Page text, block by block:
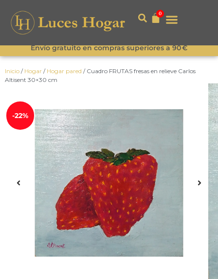
0
Envío gratuito en compras superiores a 90 €
Inicio / Hogar / Hogar pared / Cuadro FRUTAS fresas en relieve Carlos
Altisent 30×30 cm
-22%